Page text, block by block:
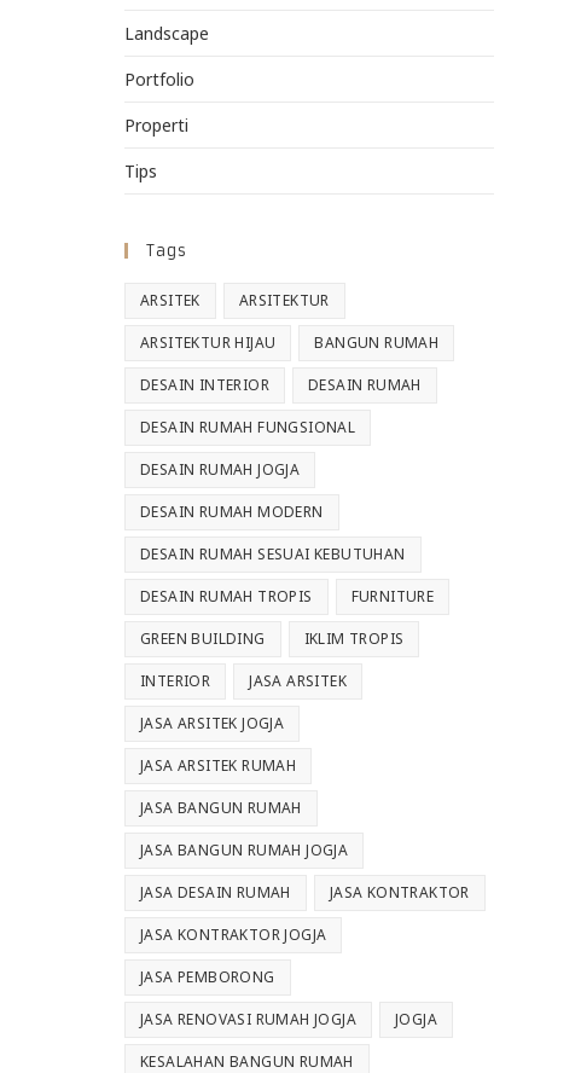
Landscape
Portfolio
Properti
Tips
Tags
ARSITEK ARSITEKTUR
ARSITEKTUR HIJAU BANGUN RUMAH
DESAIN INTERIOR DESAIN RUMAH
DESAIN RUMAH FUNGSIONAL
DESAIN RUMAH JOGJA
DESAIN RUMAH MODERN
DESAIN RUMAH SESUAI KEBUTUHAN
DESAIN RUMAH TROPIS FURNITURE
GREEN BUILDING IKLIM TROPIS
INTERIOR JASA ARSITEK
JASA ARSITEK JOGJA
JASA ARSITEK RUMAH
JASA BANGUN RUMAH
JASA BANGUN RUMAH JOGJA
JASA DESAIN RUMAH JASA KONTRAKTOR
JASA KONTRAKTOR JOGJA
JASA PEMBORONG
JASA RENOVASI RUMAH JOGJA JOGJA
KESALAHAN BANGUN RUMAH